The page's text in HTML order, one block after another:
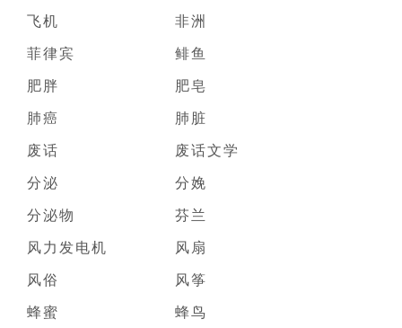
飞机
非洲
菲律宾
鲱鱼
肥胖
肥皂
肺癌
肺脏
废话
废话文学
分泌
分娩
分泌物
芬兰
风力发电机
风扇
风俗
风筝
蜂蜜
蜂鸟